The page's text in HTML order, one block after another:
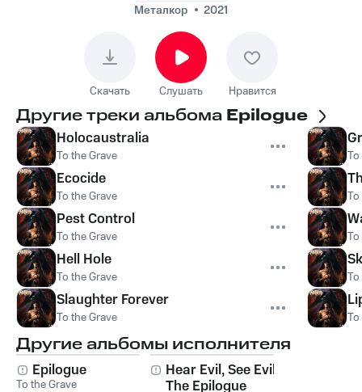
Металкор
2021
Скачать Слушать Нравится
Другие треки альбома Epilogue
Holocaustralia
To the Grave
Ecocide
To the Grave
Pest Control
To the Grave
Hell Hole
To the Grave
Slaughter Forever
To the Grave
Другие альбомы исполнителя
Epilogue
To the Grave
Hear Evil, See Evil:
The Epilogue